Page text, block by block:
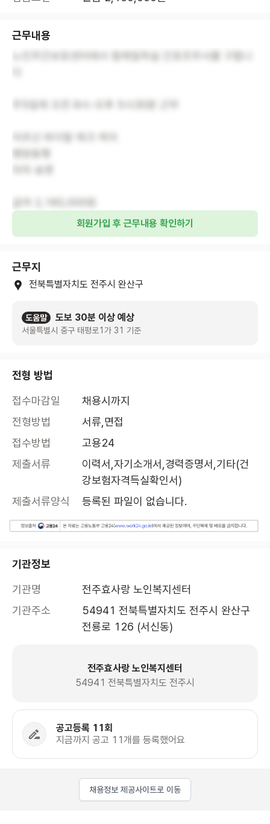
근무내용
노인주간보호센터에서 함께일하실 간호조무사를 구합니
자차 송영
회원가입 후 근무내용 확인하기
근무지
전북특별자치도 전주시 완산구
도움말 도보 30분 이상 예상
서울특별시 중구 태평로1가 31 기준
전형 방법
접수마감일
채용시까지
전형방법
서류,면접
접수방법
고용24
제출서류
이력서,자기소개서,경력증명서,기타(건
강보험자격득실확인서)
제출서류양식
등록된 파일이 없습니다.
기관정보
기관명
전주효사랑 노인복지센터
기관주소
54941 전북특별자치도 전주시 완산구
전룡로 126 (서신동)
전주효사랑 노인복지센터
54941 전북특별자치도 전주시
공고등록 11회
지금까지 공고 11개를 등록했어요
채용정보 제공사이트로 이동